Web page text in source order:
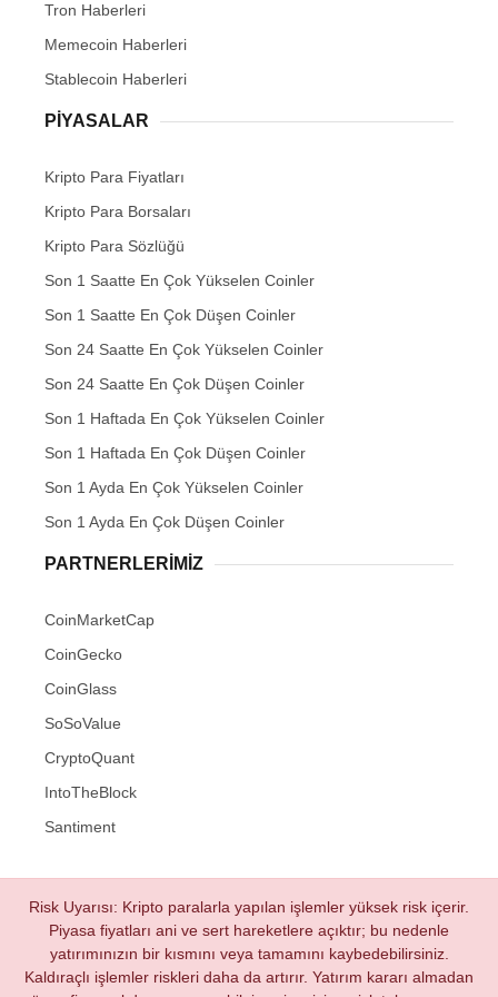
Tron Haberleri
Memecoin Haberleri
Stablecoin Haberleri
PIYASALAR
Kripto Para Fiyatları
Kripto Para Borsaları
Kripto Para Sözlüğü
Son 1 Saatte En Çok Yükselen Coinler
Son 1 Saatte En Çok Düşen Coinler
Son 24 Saatte En Çok Yükselen Coinler
Son 24 Saatte En Çok Düşen Coinler
Son 1 Haftada En Çok Yükselen Coinler
Son 1 Haftada En Çok Düşen Coinler
Son 1 Ayda En Çok Yükselen Coinler
Son 1 Ayda En Çok Düşen Coinler
PARTNERLERIMIZ
CoinMarketCap
CoinGecko
CoinGlass
SoSoValue
CryptoQuant
IntoTheBlock
Santiment
Risk Uyarısı: Kripto paralarla yapılan işlemler yüksek risk içerir.
Piyasa fiyatları ani ve sert hareketlere açıktır; bu nedenle
yatırımınızın bir kısmını veya tamamını kaybedebilirsiniz.
Kaldıraçlı işlemler riskleri daha da artırır. Yatırım kararı almadan